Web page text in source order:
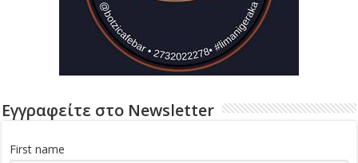
Εγγραφείτε στο Newsletter
First name